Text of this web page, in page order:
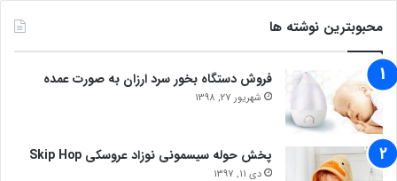
محبوبترین نوشته ها
فروش دستگاه بخور سرد ارزان به صورت عمده
شهریور 27, 1398
پخش حوله سیسمونی نوزاد عروسکی Skip Hop
دی 11, 1397